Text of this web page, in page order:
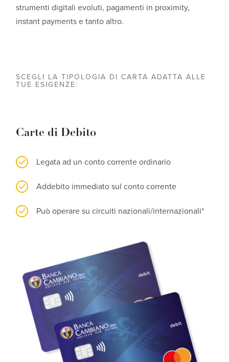
strumenti digitali evoluti, pagamenti in proximity,
instant payments e tanto altro.
SCEGLI LA TIPOLOGIA DI CARTA ADATTA ALLE
TUE ESIGENZE:
Carte di Debito
Legata ad un conto corrente ordinario
Addebito immediato sul conto corrente
Può operare su circuiti nazionali/internazionali*